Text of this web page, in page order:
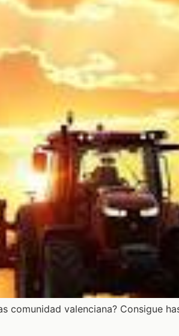
comunidad valenciana? Consigue